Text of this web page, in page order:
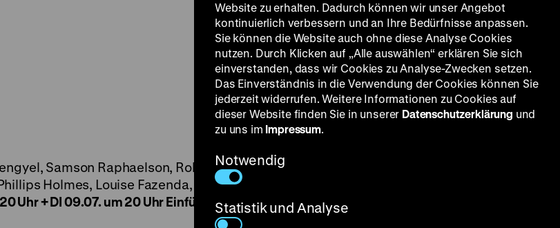
Samson Raphaelson, Robert Liebmann,
Holmes, Louise Fazenda, Eugene Pallette,
Uhr + DI 09.07. um 20 Uhr Einführung am 09.07.:
Website zu erhalten. Dadurch können wir unser Angebot
kontinuierlich verbessern und an Ihre Bedürfnisse anpassen.
Sie können die Website auch ohne diese Analyse Cookies
nutzen. Durch Klicken auf „Alle auswählen“ erklären Sie sich
einverstanden, dass wir Cookies zu Analyse-Zwecken setzen.
Das Einverständnis in die Verwendung der Cookies können Sie
jederzeit widerrufen. Weitere Informationen zu Cookies auf
dieser Website finden Sie in unserer Datenschutzerklärung und
zu uns im Impressum.
Notwendig
Statistik und Analyse